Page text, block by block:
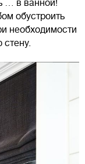
… в ванной!
обустроить
необходимости